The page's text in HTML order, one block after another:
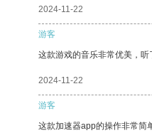
2024-11-22
游客
这款游戏的音乐非常优美，听
2024-11-22
游客
这款加速器app的操作非常简